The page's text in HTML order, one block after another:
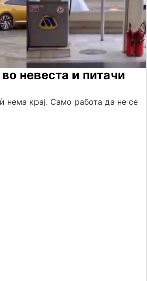
невеста и питачи
нема крај. Само работа да не се